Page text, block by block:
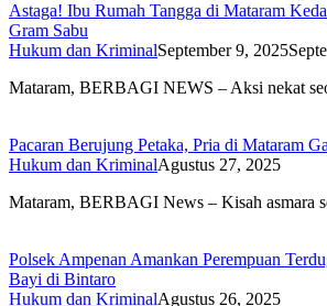
Astaga! Ibu Rumah Tangga di Mataram
Gram Sabu
Hukum dan KriminalSeptember 9, 2025
Mataram, BERBAGI NEWS – Aksi nekat
Pacaran Berujung Petaka, Pria di Mataram
Hukum dan KriminalAgustus 27, 2025
Mataram, BERBAGI News – Kisah asmara
Polsek Ampenan Amankan Perempuan
Bayi di Bintaro
Hukum dan KriminalAgustus 26, 2025